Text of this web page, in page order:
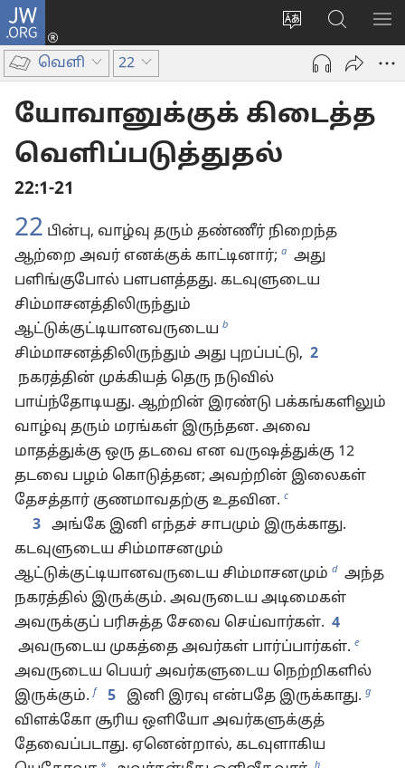
JW.ORG
மொழியை
மாற்றவும்
உள்நுழைக
window)
JW.ORG-
ல்
தேடவும்
வெளி 22
யோவானுக்குக் கிடைத்த
வெளிப்படுத்துதல்
22:1-21
22 பின்பு, வாழ்வு தரும் தண்ணீர் நிறைந்த
ஆற்றை அவர் எனக்குக் காட்டினார்; a அது
பளிங்குபோல் பளபளத்தது. கடவுளுடைய
சிம்மாசனத்திலிருந்தும்
ஆட்டுக்குட்டியானவருடைய b
சிம்மாசனத்திலிருந்தும் அது புறப்பட்டு, 2
நகரத்தின் முக்கியத் தெரு நடுவில்
பாய்ந்தோடியது. ஆற்றின் இரண்டு பக்கங்களிலும்
வாழ்வு தரும் மரங்கள் இருந்தன. அவை
மாதத்துக்கு ஒரு தடவை என வருஷத்துக்கு 12
தடவை பழம் கொடுத்தன; அவற்றின் இலைகள்
தேசத்தார் குணமாவதற்கு உதவின. c
3 அங்கே இனி எந்தச் சாபமும் இருக்காது.
கடவுளுடைய சிம்மாசனமும்
ஆட்டுக்குட்டியானவருடைய சிம்மாசனமும் d அந்த
நகரத்தில் இருக்கும். அவருடைய அடிமைகள்
அவருக்குப் பரிசுத்த சேவை செய்வார்கள். 4
அவருடைய முகத்தை அவர்கள் பார்ப்பார்கள். e
அவருடைய பெயர் அவர்களுடைய நெற்றிகளில்
இருக்கும். f 5 இனி இரவு என்பதே இருக்காது. g
விளக்கோ சூரிய ஒளியோ அவர்களுக்குத்
தேவைப்படாது. ஏனென்றால், கடவுளாகிய